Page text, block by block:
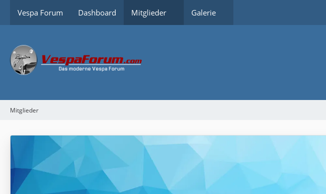
Vespa Forum Dashboard Mitglieder Galerie
Mitglieder